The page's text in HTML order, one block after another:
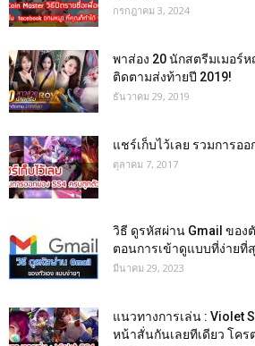
กรกฎาคม 3, 2024
พาส่อง 20 นักสตรีมเมอร์ห
ติดตามส่งท้ายปี 2019!
ธันวาคม 29, 2019
แชร์เก็บไว้เลย รวมการอ
ตุลาคม 7, 2017
วิธี ดูรหัสผ่าน Gmail ของ
ตอนการเข้าดูแบบที่ง่ายที่
มีนาคม 29, 2023
แนวทางการเล่น : Violet
หน้าสั่นกันเลยทีเดียว โคร